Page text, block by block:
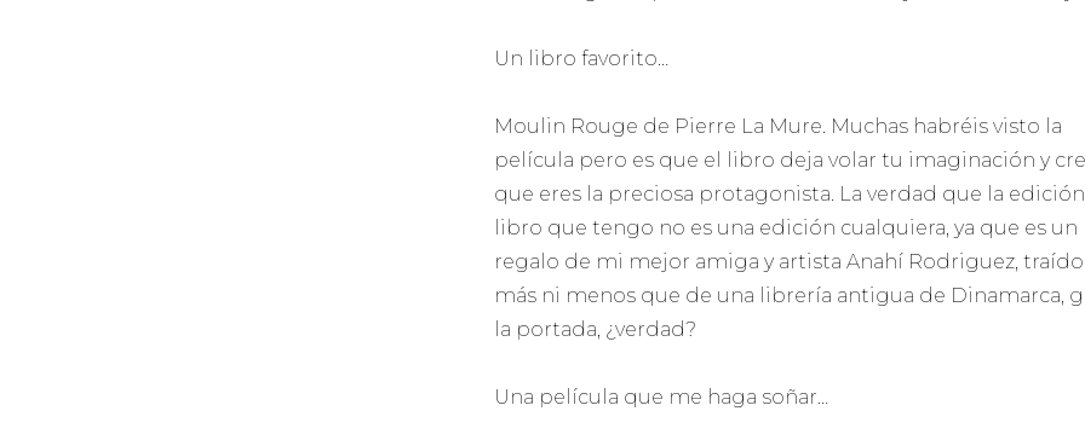
Un libro favorito…
Moulin Rouge de Pierre La Mure. Muchas habréis visto la
película pero es que el libro deja volar tu imaginación y
que eres la preciosa protagonista. La verdad que la edición
libro que tengo no es una edición cualquiera, ya que es un
regalo de mi mejor amiga y artista Anahí Rodriguez,
más ni menos que de una librería antigua de Dinamarca,
la portada, ¿verdad?
Una película que me haga soñar…